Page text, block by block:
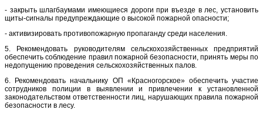
- закрыть шлагбаумами имеющиеся дороги при въезде в лес, установить
щиты-сигналы предупреждающие о высокой пожарной опасности;
- активизировать противопожарную пропаганду среди населения.
5. Рекомендовать руководителям сельскохозяйственных предприятий
обеспечить соблюдение правил пожарной безопасности, принять меры по
недопущению проведения сельскохозяйственных палов.
6. Рекомендовать начальнику ОП «Красногорское» обеспечить участие
сотрудников полиции в выявлении и привлечении к установленной
законодательством ответственности лиц, нарушающих правила пожарной
безопасности в лесу.